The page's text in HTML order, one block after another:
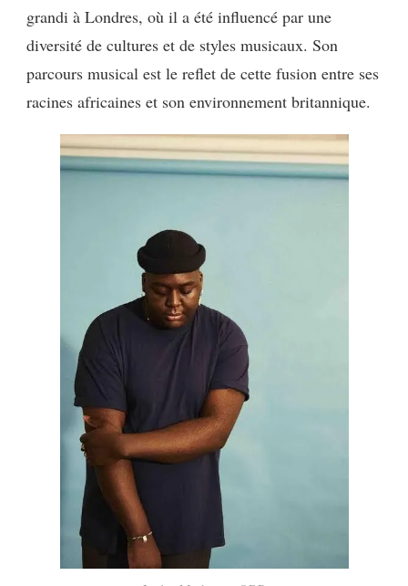
grandi à Londres, où il a été influencé par une
diversité de cultures et de styles musicaux. Son
parcours musical est le reflet de cette fusion entre ses
racines africaines et son environnement britannique.